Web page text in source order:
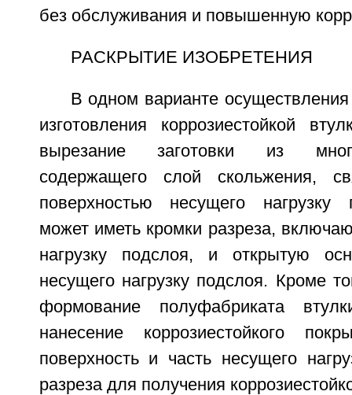
без обслуживания и повышенную
РАСКРЫТИЕ ИЗОБРЕТЕНИЯ
В одном варианте осуществления
изготовления коррозиестойкой
вырезание заготовки из
содержащего слой скольжения,
поверхностью несущего нагрузку
может иметь кромки разреза,
нагрузку подслоя, и открытую
несущего нагрузку подслоя. Кроме
формование полуфабриката
нанесение коррозиестойкого
поверхность и часть несущего
разреза для получения